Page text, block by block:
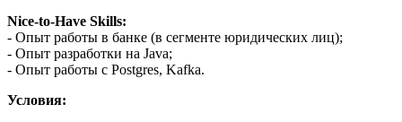
Nice-to-Have Skills:
- Опыт работы в банке (в сегменте юридических лиц);
- Опыт разработки на Java;
- Опыт работы с Postgres, Kafka.
Условия: